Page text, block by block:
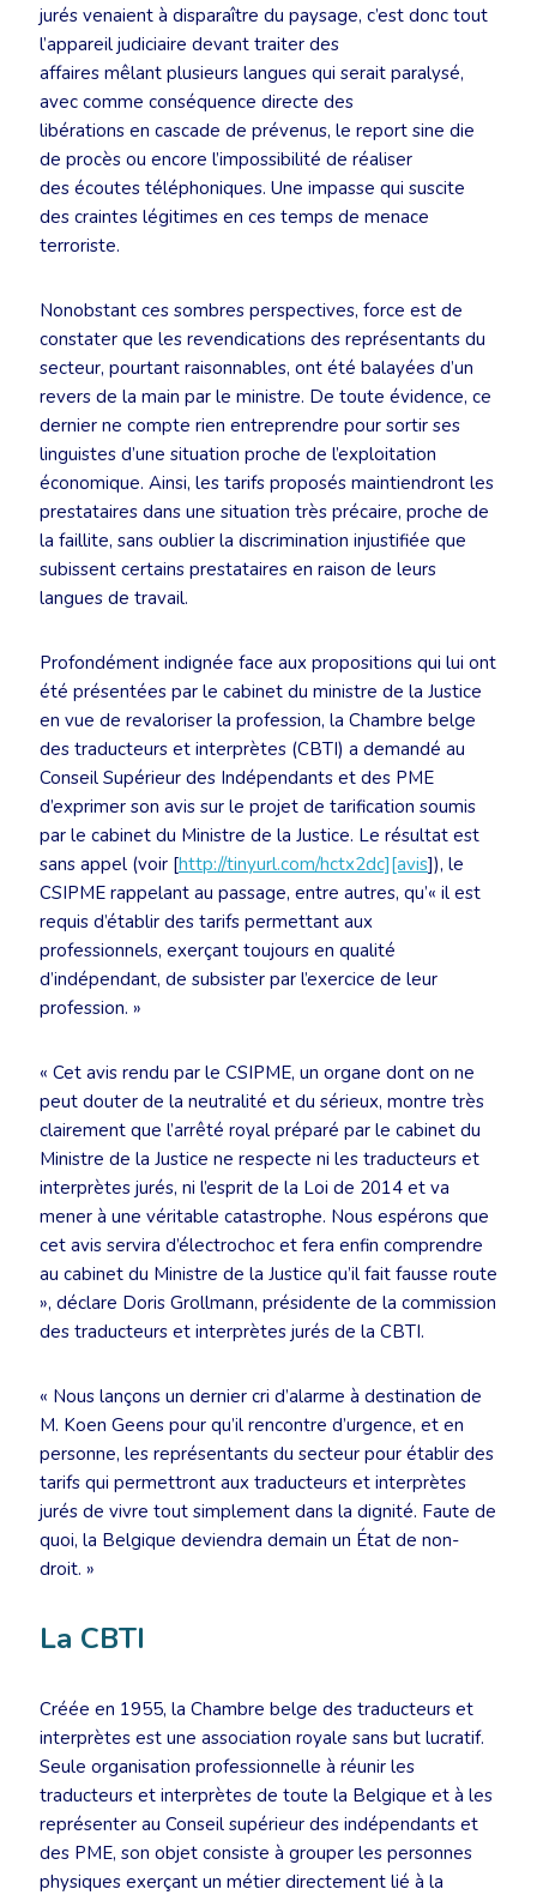
jurés venaient à disparaître du paysage, c’est donc tout
l’appareil judiciaire devant traiter des
affaires mêlant plusieurs langues qui serait paralysé,
avec comme conséquence directe des
libérations en cascade de prévenus, le report sine die
de procès ou encore l’impossibilité de réaliser
des écoutes téléphoniques. Une impasse qui suscite
des craintes légitimes en ces temps de menace
terroriste.
Nonobstant ces sombres perspectives, force est de
constater que les revendications des représentants du
secteur, pourtant raisonnables, ont été balayées d’un
revers de la main par le ministre. De toute évidence, ce
dernier ne compte rien entreprendre pour sortir ses
linguistes d’une situation proche de l’exploitation
économique. Ainsi, les tarifs proposés maintiendront les
prestataires dans une situation très précaire, proche de
la faillite, sans oublier la discrimination injustifiée que
subissent certains prestataires en raison de leurs
langues de travail.
Profondément indignée face aux propositions qui lui ont
été présentées par le cabinet du ministre de la Justice
en vue de revaloriser la profession, la Chambre belge
des traducteurs et interprètes (CBTI) a demandé au
Conseil Supérieur des Indépendants et des PME
d’exprimer son avis sur le projet de tarification soumis
par le cabinet du Ministre de la Justice. Le résultat est
sans appel (voir [http://tinyurl.com/hctx2dc][avis]), le
CSIPME rappelant au passage, entre autres, qu’« il est
requis d’établir des tarifs permettant aux
professionnels, exerçant toujours en qualité
d’indépendant, de subsister par l’exercice de leur
profession. »
« Cet avis rendu par le CSIPME, un organe dont on ne
peut douter de la neutralité et du sérieux, montre très
clairement que l’arrêté royal préparé par le cabinet du
Ministre de la Justice ne respecte ni les traducteurs et
interprètes jurés, ni l’esprit de la Loi de 2014 et va
mener à une véritable catastrophe. Nous espérons que
cet avis servira d’électrochoc et fera enfin comprendre
au cabinet du Ministre de la Justice qu’il fait fausse route
», déclare Doris Grollmann, présidente de la commission
des traducteurs et interprètes jurés de la CBTI.
« Nous lançons un dernier cri d’alarme à destination de
M. Koen Geens pour qu’il rencontre d’urgence, et en
personne, les représentants du secteur pour établir des
tarifs qui permettront aux traducteurs et interprètes
jurés de vivre tout simplement dans la dignité. Faute de
quoi, la Belgique deviendra demain un État de non-
droit. »
La CBTI
Créée en 1955, la Chambre belge des traducteurs et
interprètes est une association royale sans but lucratif.
Seule organisation professionnelle à réunir les
traducteurs et interprètes de toute la Belgique et à les
représenter au Conseil supérieur des indépendants et
des PME, son objet consiste à grouper les personnes
physiques exerçant un métier directement lié à la